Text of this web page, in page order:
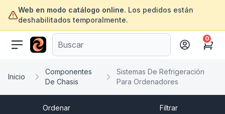
Web en modo catálogo online. Los pedidos están
deshabilitados temporalmente.
ofertasinformatica.com
Cart
0
Inicio
Componentes
De Chasis
Sistemas De Refrigeración
Para Ordenadores
Ordenar
Filtrar